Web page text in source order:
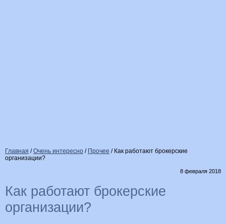
Главная /Очень интересно / Прочее / Как работают брокерские
организации?
8 февраля 2018
Как работают брокерские
организации?